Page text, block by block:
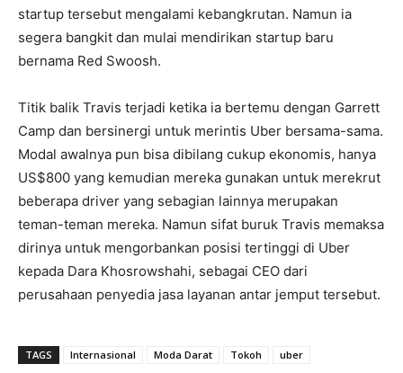
startup tersebut mengalami kebangkrutan. Namun ia
segera bangkit dan mulai mendirikan startup baru
bernama Red Swoosh.
Titik balik Travis terjadi ketika ia bertemu dengan Garrett
Camp dan bersinergi untuk merintis Uber bersama-sama.
Modal awalnya pun bisa dibilang cukup ekonomis, hanya
US$800 yang kemudian mereka gunakan untuk merekrut
beberapa driver yang sebagian lainnya merupakan
teman-teman mereka. Namun sifat buruk Travis memaksa
dirinya untuk mengorbankan posisi tertinggi di Uber
kepada Dara Khosrowshahi, sebagai CEO dari
perusahaan penyedia jasa layanan antar jemput tersebut.
TAGS Internasional Moda Darat Tokoh uber